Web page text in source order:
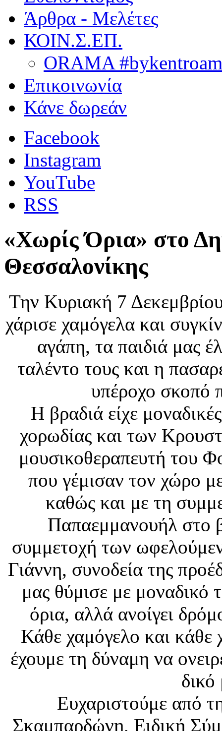
Άρθρα - Μελέτες
ΚΟΙΝ.Σ.ΕΠ.
ORAMA
Επικοινωνία
Κάνε δωρεάν
Facebook
Instagram
YouTube
RSS
«Χωρίς Όρια» στο
Θεσσαλονίκης
Την Κυριακή 7
χάρισε χαμόγελα και
αγάπη, τα παιδιά μας
ταλέντο τους και η
υπέροχο σκοπό
Η βραδιά είχε
χορωδίας και των
μουσικοθεραπευτή του
που γέμισαν τον χώρο
καθώς και με τη
Παπαεμμανουήλ στο
συμμετοχή των
Γιάννη, συνοδεία της
μας θύμισε με μοναδικό
όρια, αλλά ανοίγει
Κάθε χαμόγελο και κάθε
έχουμε τη δύναμη να
Ευχαριστούμε από
Σκαμπαρδώνη, Ειδική